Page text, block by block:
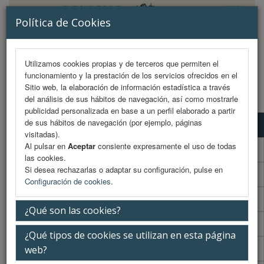
Política de Cookies
Utilizamos cookies propias y de terceros que permiten el
funcionamiento y la prestación de los servicios ofrecidos en el
Sitio web, la elaboración de información estadística a través
del análisis de sus hábitos de navegación, así como mostrarle
publicidad personalizada en base a un perfil elaborado a partir
de sus hábitos de navegación (por ejemplo, páginas
visitadas).
Al pulsar en Aceptar consiente expresamente el uso de todas
las cookies.
Si desea rechazarlas o adaptar su configuración, pulse en
Configuración de cookies.
¿Qué son las cookies?
¿Qué tipos de cookies se utilizan en esta página
web?
MENU
Programa científico
Programa científico (PDF)
Cronograma Programa científico
Programa enfermería
Cronograma Programa enfermería
Normativa comunicaciones